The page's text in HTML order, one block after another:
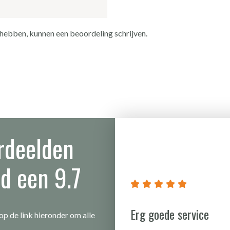
kunnen een beoordeling schrijven.
een 9.7
de link hieronder om alle
wastafel
vlekken in te
voorkomend Erg goede service